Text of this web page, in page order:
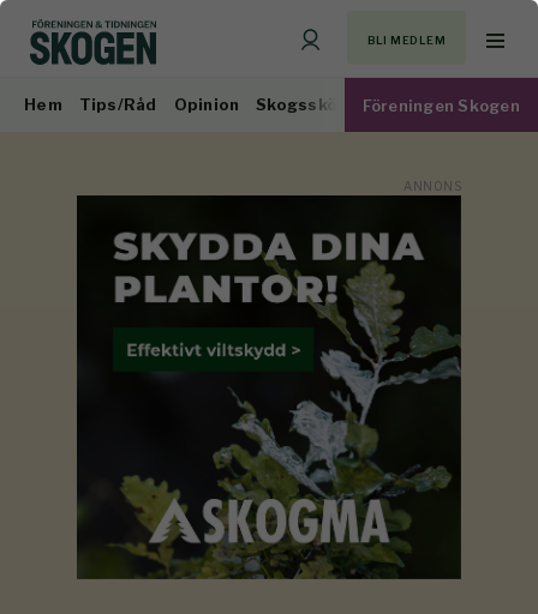
BLI MEDLEM
Hem Tips/Råd Opinion Skogsskötsel Virkesmarknad
Föreningen Skogen